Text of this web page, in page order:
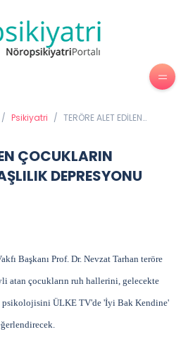
/ Psikiyatri / TERÖRE ALET EDİLEN
DEPRESYONU
ÇOCUKLARIN
DEPRESYONU
Başkanı Prof. Dr. Nevzat Tarhan teröre
atan çocukların ruh hallerini, gelecekte
psikolojisini ÜLKE TV'de 'İyi Bak Kendine'